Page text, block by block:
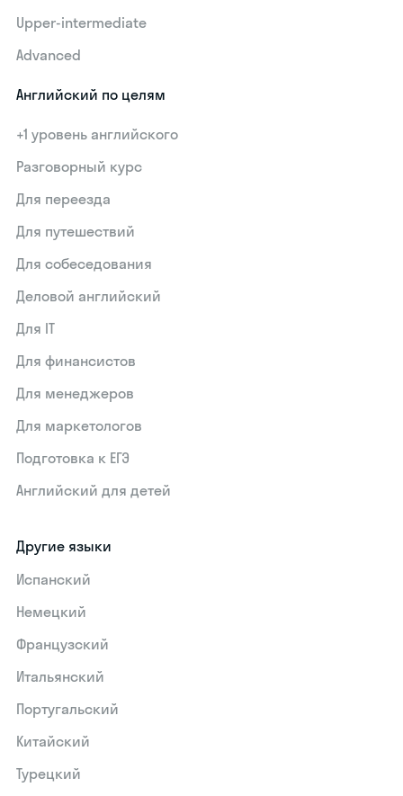
Upper-intermediate
Advanced
Английский по целям
+1 уровень английского
Разговорный курс
Для переезда
Для путешествий
Для собеседования
Деловой английский
Для IT
Для финансистов
Для менеджеров
Для маркетологов
Подготовка к ЕГЭ
Английский для детей
Другие языки
Испанский
Немецкий
Французский
Итальянский
Португальский
Китайский
Турецкий